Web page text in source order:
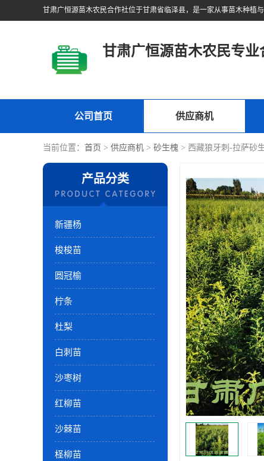
甘肃广恒源苗木农民专业
公司首页 供应商机
当前位置： 首页 > 供应商机 > 砂生槐 > 西藏狼牙刺-拉萨砂
产品分类
新疆杨
梭梭苗
圆冠榆
柠条
杜梨
白刺苗
沙枣树
红柳苗
沙棘苗
柽柳苗